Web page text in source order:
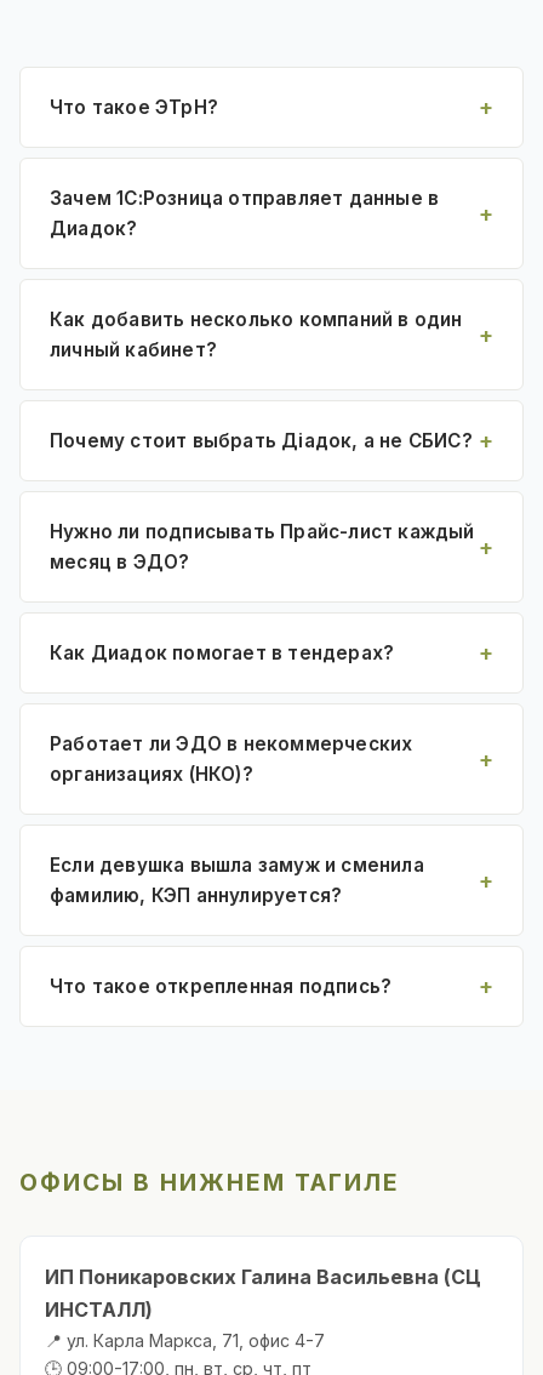
Что такое ЭТрН?
Зачем 1С:Розница отправляет данные в
Диадок?
Как добавить несколько компаний в один
личный кабинет?
Почему стоит выбрать Діадок, а не СБИС?
Нужно ли подписывать Прайс-лист каждый
месяц в ЭДО?
Как Диадок помогает в тендерах?
Работает ли ЭДО в некоммерческих
организациях (НКО)?
Если девушка вышла замуж и сменила
фамилию, КЭП аннулируется?
Что такое открепленная подпись?
ОФИСЫ В НИЖНЕМ ТАГИЛЕ
ИП Поникаровских Галина Васильевна (СЦ
ИНСТАЛЛ)
📍 ул. Карла Маркса, 71, офис 4-7
🕒 09:00-17:00, пн, вт, ср, чт, пт